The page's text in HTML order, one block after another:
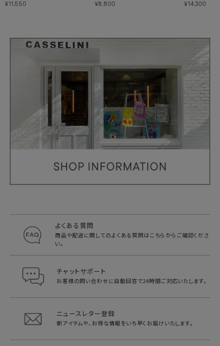
¥11,550 ¥8,800 ¥14,300
よくある質問
商品や配送に関してのよくある質問はこちらからご確認くださ
い。
チャットサポート
お客様の問い合わせに自動回答で24時間ご対応いたします。
ニュースレター登録
新アイテムや、お得な情報をいち早く お届けいたします。